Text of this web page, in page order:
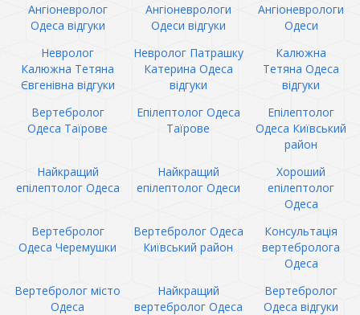
Ангіоневролог
Одеса відгуки
Ангіоневрологи
Одеси відгуки
Ангіоневрологи
Одеси
Невролог
Калюжна Тетяна
Євгенівна відгуки
Невролог Патрашку
Катерина Одеса
відгуки
Калюжна
Тетяна Одеса
відгуки
Вертебролог
Одеса Таїрове
Епілептолог Одеса
Таїрове
Епілептолог
Одеса Київський
район
Найкращий
епілептолог Одеса
Найкращий
епілептолог Одеси
Хороший
епілептолог
Одеса
Вертебролог
Одеса Черемушки
Вертебролог Одеса
Київський район
Консультація
вертебролога
Одеса
Вертебролог місто
Одеса
Найкращий
вертебролог Одеса
Вертебролог
Одеса відгуки